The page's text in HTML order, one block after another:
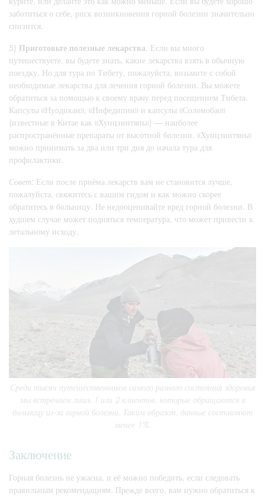
заботиться о себе, риск возникновения горной болезни значительно
снизится.
5) Приготовьте полезные лекарства . Если вы много
путешествуете, вы будете знать, какие лекарства взять в обычную
поездку. Но для тура по Тибету, пожалуйста, возьмите с собой
необходимые лекарства для лечения горной болезни. Вы можете
обратиться за помощью к своему врачу перед посещением Тибета.
Капсулы «Нуодикан», «Нифедипин» и капсулы «Соломобао»
(известные в Китае как «Хунцзинтянь») — наиболее
распространённые препараты от высотной болезни. «Хунцзинтянь»
можно принимать за два или три дня до начала тура для
профилактики.
Совет: Если после приёма лекарств вам не становится лучше,
пожалуйста, свяжитесь с вашим гидом и как можно скорее
обратитесь в больницу. Не недооценивайте вред горной болезни. В
худшем случае может подняться температура, что может привести к
летальному исходу.
Среди тысяч путешественников самого разного состояния здоровья
мы встречаем лишь 1 или 2 клиентов, которые обращаются в
больницу из-за горной болезни. Таким образом, данные составляют
менее 1%.
Заключение
Горная болезнь не ужасна, и её можно победить, если следовать
правильным рекомендациям. Прежде всего, вам нужно обратиться к